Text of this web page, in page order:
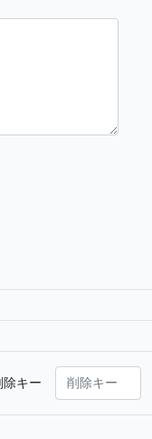
除キー